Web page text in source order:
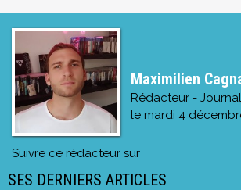
Maximilien
Rédacteur -
le mardi 4
Suivre ce rédacteur sur
SES DERNIERS ARTICLES